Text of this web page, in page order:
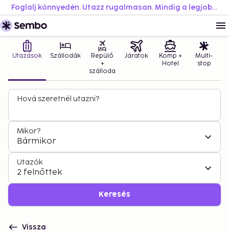
Foglalj könnyedén. Utazz rugalmasan. Mindig a legjobb áron.
Utazások Szállodák
Repülő
+
szálloda
Járatok
Komp +
Hotel
Multi-
stop
Hová szeretnél utazni?
Mikor?
Bármikor
Utazók
2 felnőttek
Keresés
Vissza